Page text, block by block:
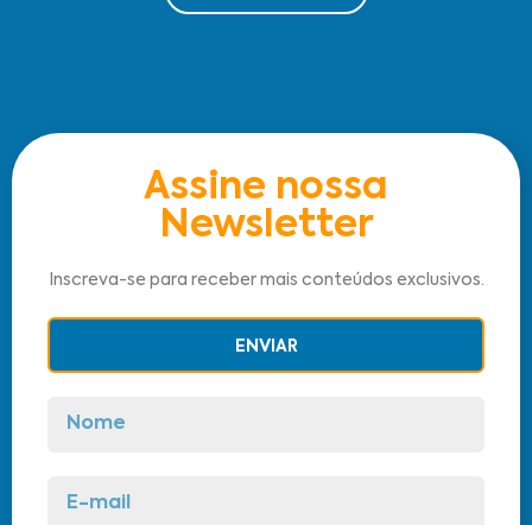
Assine nossa
Newsletter
Inscreva-se para receber mais conteúdos exclusivos.
ENVIAR